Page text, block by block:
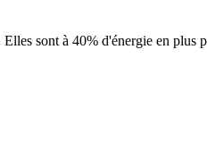
sont à 40% d'énergie en plus